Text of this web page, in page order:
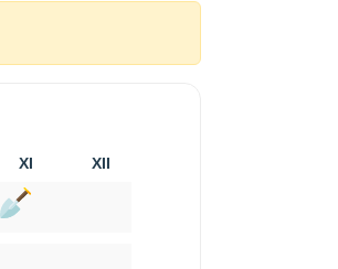
XI XII